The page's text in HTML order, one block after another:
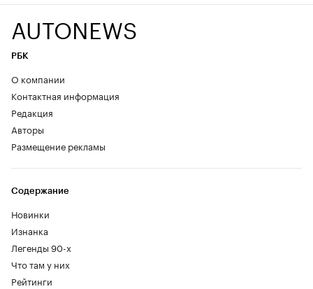
AUTONEWS
РБК
О компании
Контактная информация
Редакция
Авторы
Размещение рекламы
Содержание
Новинки
Изнанка
Легенды 90-х
Что там у них
Рейтинги